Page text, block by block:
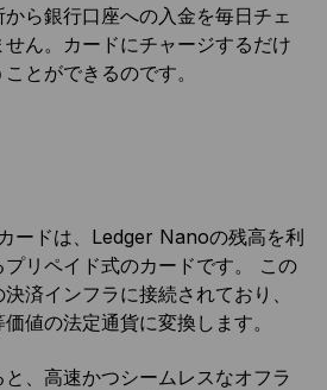
ら銀行口座への入金を毎日チェ
ん。カードにチャージするだけ
とができるのです。
ードは、Ledger Nanoの残高を利
リペイド式のカードです。 この
済インフラに接続されており、
値の法定通貨に変換します。
、高速かつシームレスなオフラ